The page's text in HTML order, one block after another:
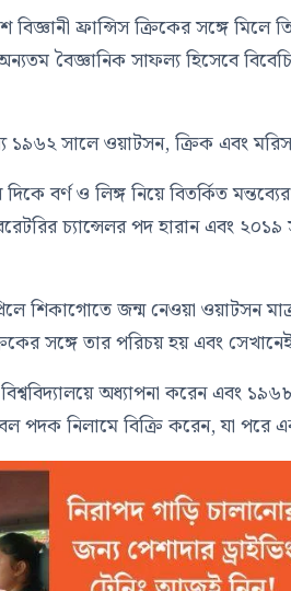
বিজ্ঞানী ফ্রান্সিস ক্রিকের সঙ্গে
বৈজ্ঞানিক সাফল্য হিসেবে
১৯৬২ সালে ওয়াটসন, ক্রিক এবং
বর্ণ ও লিঙ্গ নিয়ে বিতর্কিত
চ্যান্সেলর পদ হারান এবং
শিকাগোতে জন্ম নেওয়া ওয়াটসন
সঙ্গে তার পরিচয় হয় এবং
বিশ্ববিদ্যালয়ে অধ্যাপনা করেন এবং
পদক নিলামে বিক্রি করেন, যা